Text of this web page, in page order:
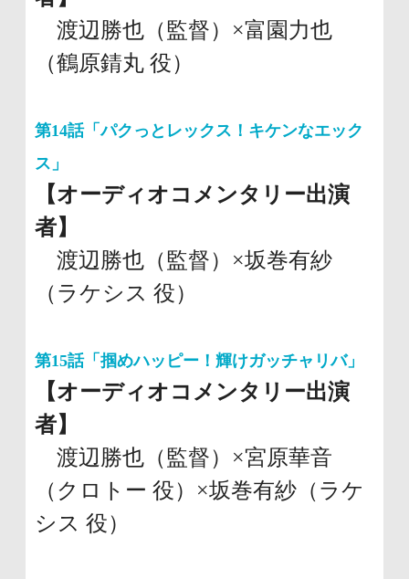
渡辺勝也（監督）×富園力也
（鶴原錆丸 役）
第14話「パクっとレックス！キケンなエック
ス」
【オーディオコメンタリー出演
者】
渡辺勝也（監督）×坂巻有紗
（ラケシス 役）
第15話「掴めハッピー！輝けガッチャリバ」
【オーディオコメンタリー出演
者】
渡辺勝也（監督）×宮原華音
（クロトー 役）×坂巻有紗（ラケ
シス 役）